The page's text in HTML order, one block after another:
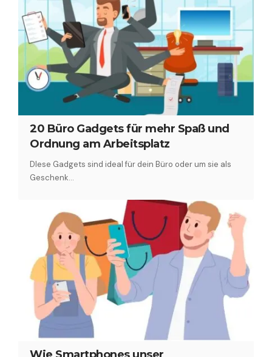
20 Büro Gadgets für mehr Spaß und
Ordnung am Arbeitsplatz
DIese Gadgets sind ideal für dein Büro oder um sie als
Geschenk…
Wie Smartphones unser